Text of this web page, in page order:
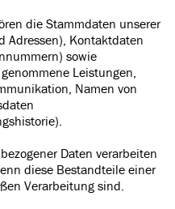
die Stammdaten unserer
Adressen), Kontaktdaten
sowie
Leistungen,
Namen von
Daten verarbeiten
diese Bestandteile einer
Verarbeitung sind.